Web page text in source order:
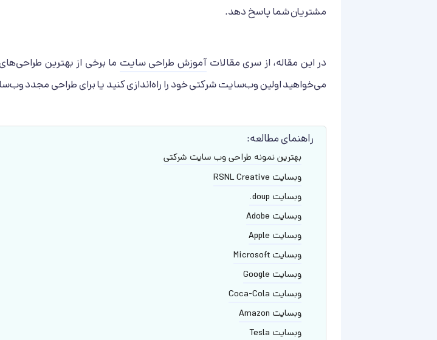
مشتریان شما پاسخ دهد.
در این مقاله، از سری مقالاتآموزش طراحی سایت ما برخی از بهترین
می‌خواهید اولین وب‌سایت شرکتی خود را راه‌اندازی کنید یا برای طراحی مجدد
راهنمای مطالعه:
بهترین نمونه طراحی وب سایت شرکتی
وبسایت RSNL Creative
وبسایت doup.
وبسایت Adobe
وبسایت Apple
وبسایت Microsoft
وبسایت Google
وبسایت Coca-Cola
وبسایت Amazon
وبسایت Tesla